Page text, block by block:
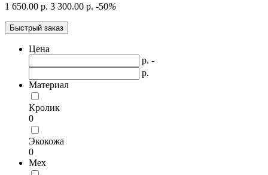
1 650.00 р. 3 300.00 р. -50%
Быстрый заказ
Цена
р. -
р.
Материал
Кролик
0
Экокожа
0
Мех